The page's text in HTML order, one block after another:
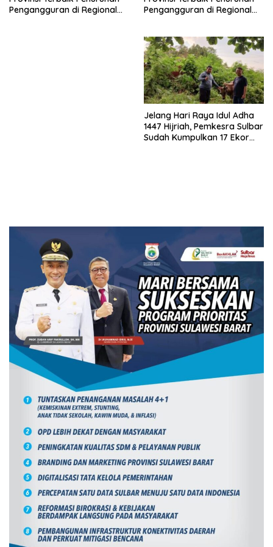
Pengangguran di Regional
Pengangguran di Regional
Jelang Hari Raya Idul Adha
1447 Hijriah, Pemkesra Sulbar
Sudah Kumpulkan 17 Ekor